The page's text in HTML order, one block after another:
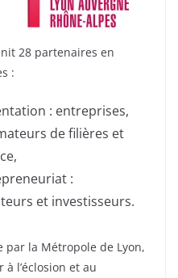
28 partenaires en
:
: entreprises,
de filières et
:
et investisseurs.
par la Métropole de Lyon,
l’éclosion et au